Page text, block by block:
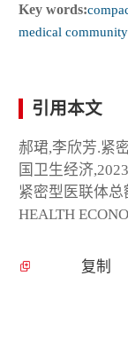
Key words:
medical community
引用本文
郝珺,李欣芳.紧
国卫生经济
紧密型医联体
HEALTH
复制